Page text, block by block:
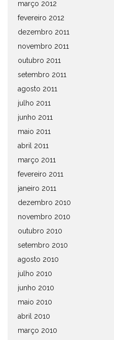
março 2012
fevereiro 2012
dezembro 2011
novembro 2011
outubro 2011
setembro 2011
agosto 2011
julho 2011
junho 2011
maio 2011
abril 2011
março 2011
fevereiro 2011
janeiro 2011
dezembro 2010
novembro 2010
outubro 2010
setembro 2010
agosto 2010
julho 2010
junho 2010
maio 2010
abril 2010
março 2010